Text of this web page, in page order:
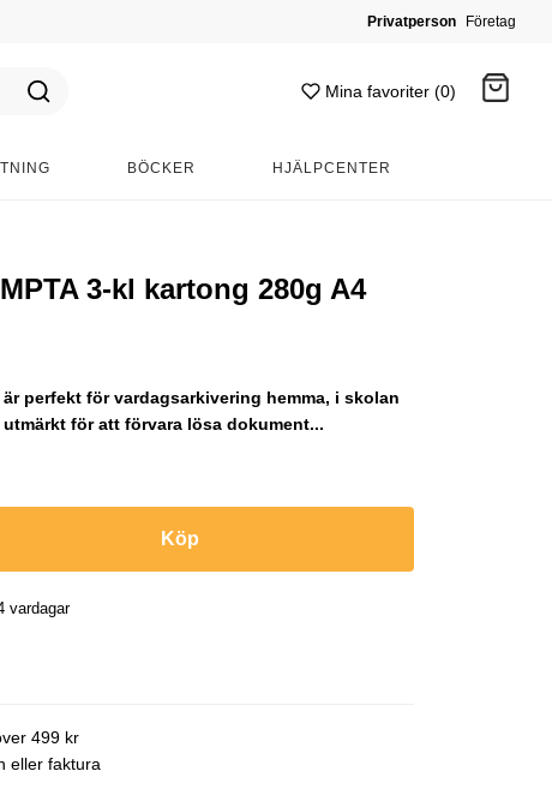
Privatperson Företag
Mina favoriter (0)
BÖCKER HJÄLPCENTER
3-kl kartong 280g A4
perfekt för vardagsarkivering hemma, i skolan
för att förvara lösa dokument...
Köp
vardagar
499 kr
eller faktura